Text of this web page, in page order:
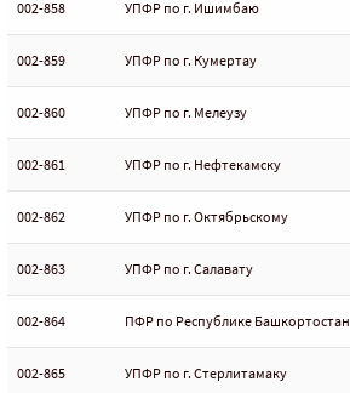
002-858 УПФР по г. Ишимбаю
002-859 УПФР по г. Кумертау
002-860 УПФР по г. Мелеузу
002-861 УПФР по г. Нефтекамску
002-862 УПФР по г. Октябрьскому
002-863 УПФР по г. Салавату
002-864 ПФР по Республике Башкортостан
002-865 УПФР по г. Стерлитамаку